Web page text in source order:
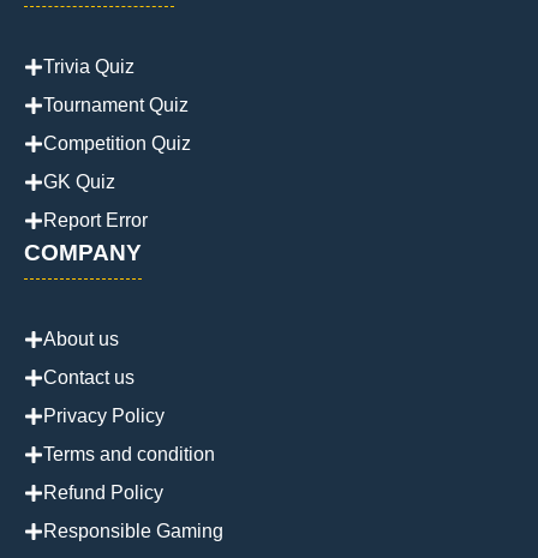
Trivia Quiz
Tournament Quiz
Competition Quiz
GK Quiz
Report Error
COMPANY
About us
Contact us
Privacy Policy
Terms and condition
Refund Policy
Responsible Gaming